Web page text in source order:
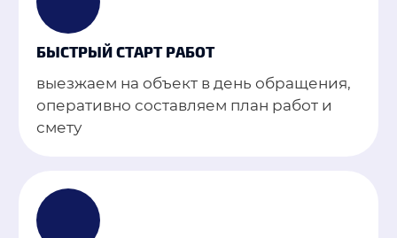
БЫСТРЫЙ СТАРТ РАБОТ
выезжаем на объект в день обращения,
оперативно составляем план работ и
смету